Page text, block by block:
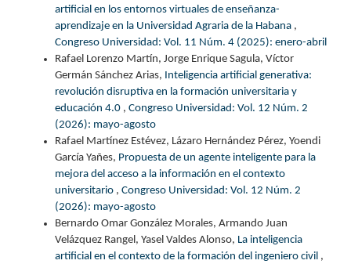
artificial en los entornos virtuales de enseñanza-
aprendizaje en la Universidad Agraria de la Habana ,
Congreso Universidad: Vol. 11 Núm. 4 (2025): enero-abril
Rafael Lorenzo Martín, Jorge Enrique Sagula, Víctor
Germán Sánchez Arias, Inteligencia artificial generativa:
revolución disruptiva en la formación universitaria y
educación 4.0 , Congreso Universidad: Vol. 12 Núm. 2
(2026): mayo-agosto
Rafael Martínez Estévez, Lázaro Hernández Pérez, Yoendi
García Yañes, Propuesta de un agente inteligente para la
mejora del acceso a la información en el contexto
universitario , Congreso Universidad: Vol. 12 Núm. 2
(2026): mayo-agosto
Bernardo Omar González Morales, Armando Juan
Velázquez Rangel, Yasel Valdes Alonso, La inteligencia
artificial en el contexto de la formación del ingeniero civil ,